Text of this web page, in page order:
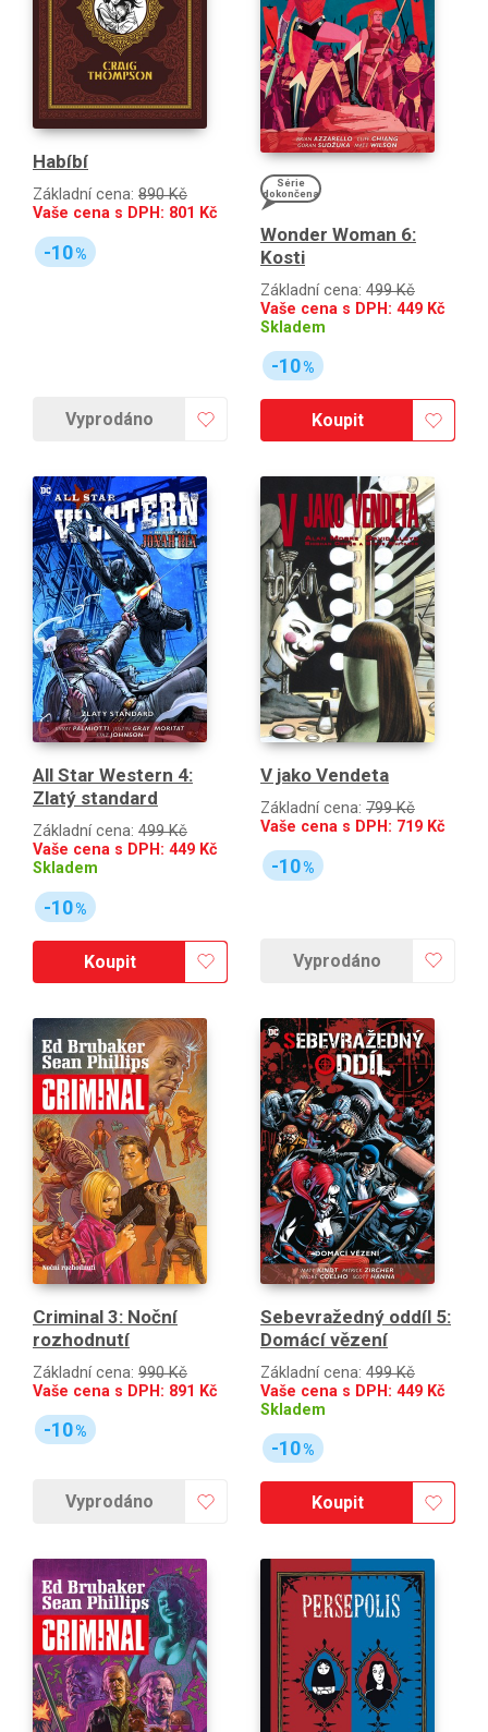
Habíbí
Základní cena: 890 Kč
Vaše cena s DPH: 801 Kč
-10%
Vyprodáno
Série
dokončena
Wonder Woman 6:
Kosti
Základní cena: 499 Kč
Vaše cena s DPH: 449 Kč
Skladem
-10%
Koupit
All Star Western 4:
Zlatý standard
Základní cena: 499 Kč
Vaše cena s DPH: 449 Kč
Skladem
-10%
Koupit
V jako Vendeta
Základní cena: 799 Kč
Vaše cena s DPH: 719 Kč
-10%
Vyprodáno
Criminal 3: Noční
rozhodnutí
Základní cena: 990 Kč
Vaše cena s DPH: 891 Kč
-10%
Vyprodáno
Sebevražedný oddíl 5:
Domácí vězení
Základní cena: 499 Kč
Vaše cena s DPH: 449 Kč
Skladem
-10%
Koupit